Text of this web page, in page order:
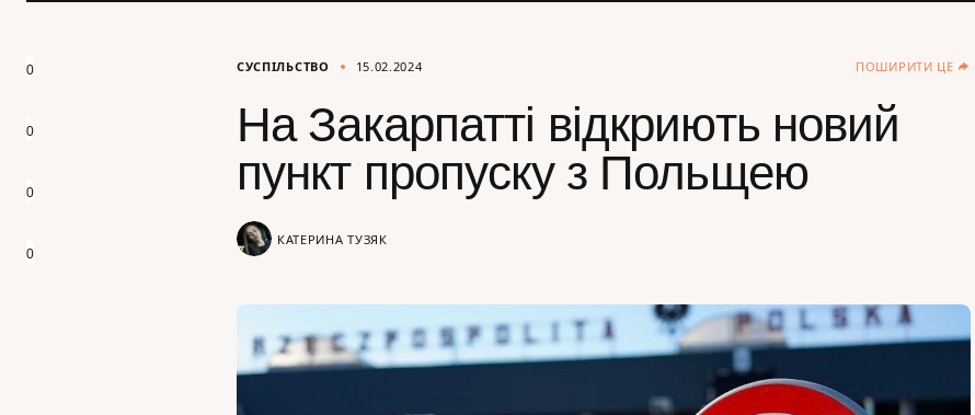
СУСПІЛЬСТВО 15.02.2024 ПОШИРИТИ ЦЕ
На Закарпатті відкриють новий
пункт пропуску з Польщею
КАТЕРИНА ТУЗЯК
0
0
0
0